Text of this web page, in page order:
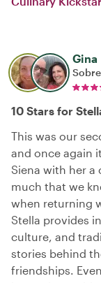
Gina
10 Stars for
This was our
and once again
Siena with her a
much that we
when returning
Stella provides
culture, and
stories behind
friendships.